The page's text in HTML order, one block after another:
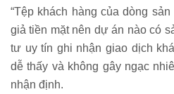
“Tệp khách hàng của dòng
giả tiền mặt nên dự án nào có
tư uy tín ghi nhận giao dịch
dễ thấy và không gây ngạc
nhận định.